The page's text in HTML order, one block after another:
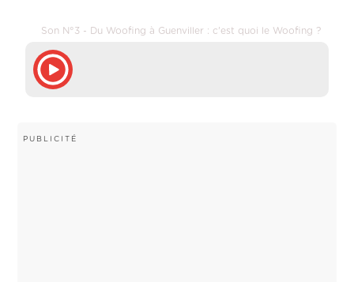
Son N°3 - Du Woofing à Guenviller : c'est quoi le Woofing ?